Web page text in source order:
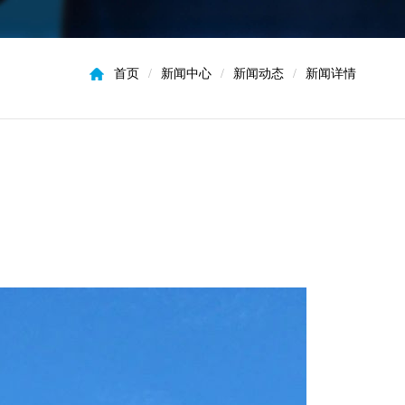
首页 / 新闻中心 / 新闻动态 / 新闻详情